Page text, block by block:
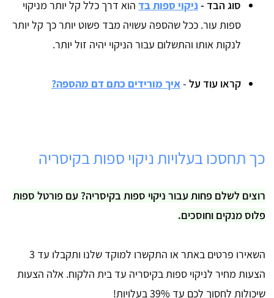
סוג הבד - ניקוי ספות בד הוא דרך כלל קל יותר מניקוי
ספות עור. ככל שהספה עשויה מבד פשוט יותר כך קל יותר
לנקות אותו והתשלום עבור הניקוי יהיה זול יותר.
קראו עוד על -איך מורידים כתם דם מהספה?
כך תחסכו בעלויות ניקוי ספות בקיסריה
רוצים לשלם פחות עבור ניקוי ספות בקיסריה? עם פורטל ספות
פלוס מנקים וחוסכים.
השאירו פרטים באתר או התקשרו למוקד שלנו ותקבלו עד 3
הצעות מחיר לניקוי ספות בקיסריה עד בית הלקוח. אלה הצעות
שיכולות לחסוך לכם עד 39% בעלויות!